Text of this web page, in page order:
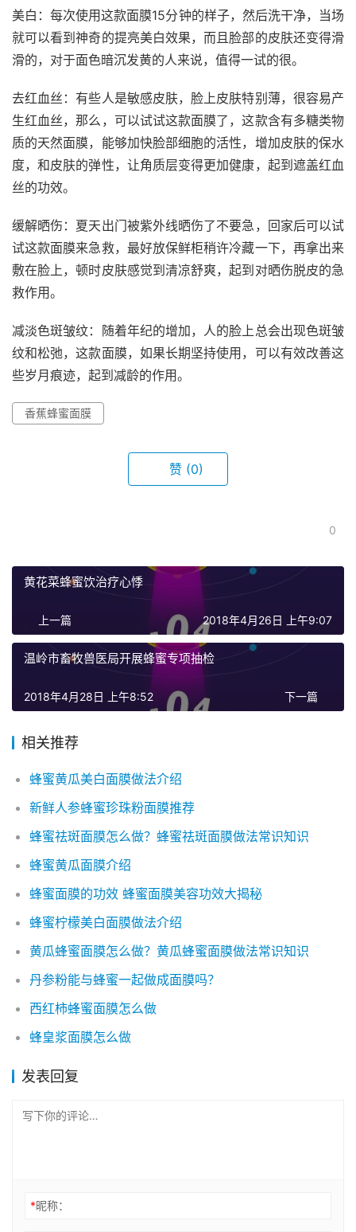
美白：每次使用这款面膜15分钟的样子，然后洗干净，当场
就可以看到神奇的提亮美白效果，而且脸部的皮肤还变得滑
滑的，对于面色暗沉发黄的人来说，值得一试的很。
去红血丝：有些人是敏感皮肤，脸上皮肤特别薄，很容易产
生红血丝，那么，可以试试这款面膜了，这款含有多糖类物
质的天然面膜，能够加快脸部细胞的活性，增加皮肤的保水
度，和皮肤的弹性，让角质层变得更加健康，起到遮盖红血
丝的功效。
缓解晒伤：夏天出门被紫外线晒伤了不要急，回家后可以试
试这款面膜来急救，最好放保鲜柜稍许冷藏一下，再拿出来
敷在脸上，顿时皮肤感觉到清凉舒爽，起到对晒伤脱皮的急
救作用。
减淡色斑皱纹：随着年纪的增加，人的脸上总会出现色斑皱
纹和松弛，这款面膜，如果长期坚持使用，可以有效改善这
些岁月痕迹，起到减龄的作用。
香蕉蜂蜜面膜
赞 (0)
0
黄花菜蜂蜜饮治疗心悸
上一篇 2018年4月26日 上午9:07
温岭市畜牧兽医局开展蜂蜜专项抽检
下一篇
2018年4月28日 上午8:52
相关推荐
蜂蜜黄瓜美白面膜做法介绍
新鲜人参蜂蜜珍珠粉面膜推荐
蜂蜜祛斑面膜怎么做？蜂蜜祛斑面膜做法常识知识
蜂蜜黄瓜面膜介绍
蜂蜜面膜的功效 蜂蜜面膜美容功效大揭秘
蜂蜜柠檬美白面膜做法介绍
黄瓜蜂蜜面膜怎么做？黄瓜蜂蜜面膜做法常识知识
丹参粉能与蜂蜜一起做成面膜吗？
西红柿蜂蜜面膜怎么做
蜂皇浆面膜怎么做
发表回复
*昵称：